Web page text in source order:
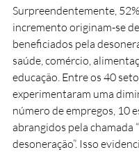
Surpreendentemente,
incremento originam-se
beneficiados pela
saúde, comércio,
educação. Entre os 40
experimentaram uma
número de empregos, 10
abrangidos pela chamada
desoneração”. Isso